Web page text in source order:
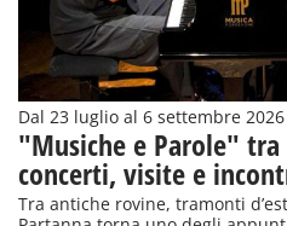
Dal 23 luglio al 6 settembre 2026
"Musiche e Parole"
concerti, visite e
Tra antiche rovine, tramonti